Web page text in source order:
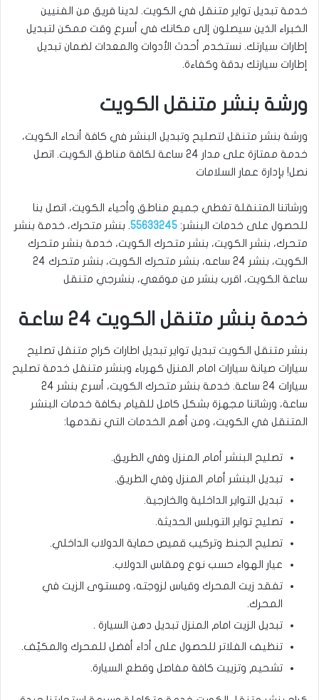
خدمة تبديل تواير متنقل في الكويت. لدينا فريق من الفنيين
الخبراء الذين سيصلون إلى مكانك في أسرع وقت ممكن لتبديل
إطارات سيارتك. نستخدم أحدث الأدوات والمعدات لضمان تبديل
إطارات سيارتك بدقة وكفاءة.
ورشة بنشر متنقل الكويت
ورشة بنشر متنقل لتصليح وتبديل البنشر في كافة أنحاء الكويت،
خدمة ممتازة على مدار 24 ساعة لكافة مناطق الكويت. اتصل
نصل! بإدارة عمار السلامات
ورشاتنا المتنقلة تغطي جميع مناطق وأحياء الكويت، اتصل بنا
للحصول على خدمات البنشر: 55633245. بنشر متحرك، خدمة بنشر
متحرك، بنشر الكويت، بنشر متحرك الكويت، خدمة بنشر متحرك
الكويت، بنشر 24 ساعه، بنشر متحرك الكويت، بنشر متحرك 24
ساعة الكويت، اقرب بنشر من موقعي، بنشرجي متنقل
خدمة بنشر متنقل الكويت 24 ساعة
بنشر متنقل الكويت تبديل تواير تبديل اطارات كراج متنقل تصليح
سيارات صيانة سيارات امام المنزل كهرباء وبنشر متنقل خدمة تصليح
سيارات 24 ساعة. خدمة بنشر متحرك الكويت، أسرع بنشر 24
ساعة، ورشاتنا مجهزة بشكل كامل للقيام بكافة خدمات البنشر
المتنقل في الكويت، ومن أهم الخدمات التي نقدمها:
تصليح البنشر أمام المنزل وفي الطريق.
تبديل البنشر أمام المنزل وفي الطريق.
تبديل التواير الداخلية والخارجية.
تصليح تواير التوبلس الحديثة.
تصليح الجنط وتركيب قميص حماية الدولاب الداخلي.
عيار الهواء حسب نوع ومقاس الدولاب.
تفقد زيت المحرك وقياس لزوجته، ومستوى الزيت في
المحرك.
تبديل الزيت امام المنزل تبديل دهن السيارة .
تنظيف الفلاتر للحصول على أداء أفضل للمحرك والمكيّف.
تشحيم وتزييت كافة مفاصل وقطع السيارة.